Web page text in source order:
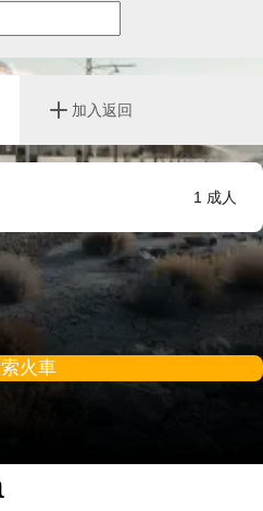
加入返回
1 成人
火車